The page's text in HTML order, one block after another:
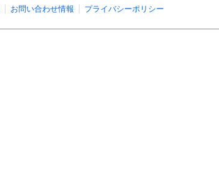
お問い合わせ情報 プライバシーポリシー